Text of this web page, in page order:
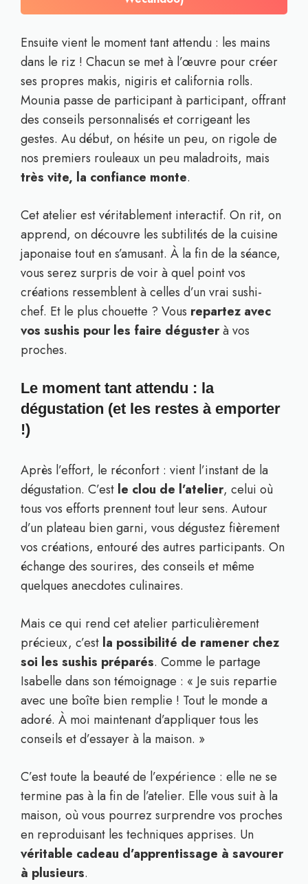
Ensuite vient le moment tant attendu : les mains
dans le riz ! Chacun se met à l’œuvre pour créer
ses propres makis, nigiris et california rolls.
Mounia passe de participant à participant, offrant
des conseils personnalisés et corrigeant les
gestes. Au début, on hésite un peu, on rigole de
nos premiers rouleaux un peu maladroits, mais
très vite, la confiance monte.
Cet atelier est véritablement interactif. On rit, on
apprend, on découvre les subtilités de la cuisine
japonaise tout en s’amusant. À la fin de la séance,
vous serez surpris de voir à quel point vos
créations ressemblent à celles d’un vrai sushi-
chef. Et le plus chouette ? Vous repartez avec
vos sushis pour les faire dégusterà vos
proches.
Le moment tant attendu : la
dégustation (et les restes à emporter
!)
Après l’effort, le réconfort : vient l’instant de la
dégustation. C’est le clou de l’atelier, celui où
tous vos efforts prennent tout leur sens. Autour
d’un plateau bien garni, vous dégustez fièrement
vos créations, entouré des autres participants. On
échange des sourires, des conseils et même
quelques anecdotes culinaires.
Mais ce qui rend cet atelier particulièrement
précieux, c’est la possibilité de ramener chez
soi les sushis préparés. Comme le partage
Isabelle dans son témoignage : « Je suis repartie
avec une boîte bien remplie ! Tout le monde a
adoré. À moi maintenant d’appliquer tous les
conseils et d’essayer à la maison. »
C’est toute la beauté de l’expérience : elle ne se
termine pas à la fin de l’atelier. Elle vous suit à la
maison, où vous pourrez surprendre vos proches
en reproduisant les techniques apprises. Un
véritable cadeau d’apprentissage à savourer
à plusieurs.